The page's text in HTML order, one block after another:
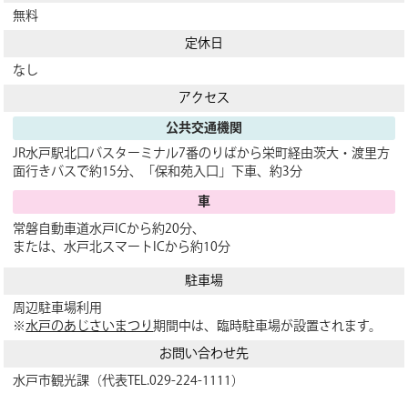
無料
定休日
なし
アクセス
公共交通機関
JR水戸駅北口バスターミナル7番のりばから栄町経由茨大・渡里方
面行きバスで約15分、「保和苑入口」下車、約3分
車
常磐自動車道水戸ICから約20分、
または、水戸北スマートICから約10分
駐車場
周辺駐車場利用
※水戸のあじさいまつり期間中は、臨時駐車場が設置されます。
お問い合わせ先
水戸市観光課（代表TEL.029-224-1111）